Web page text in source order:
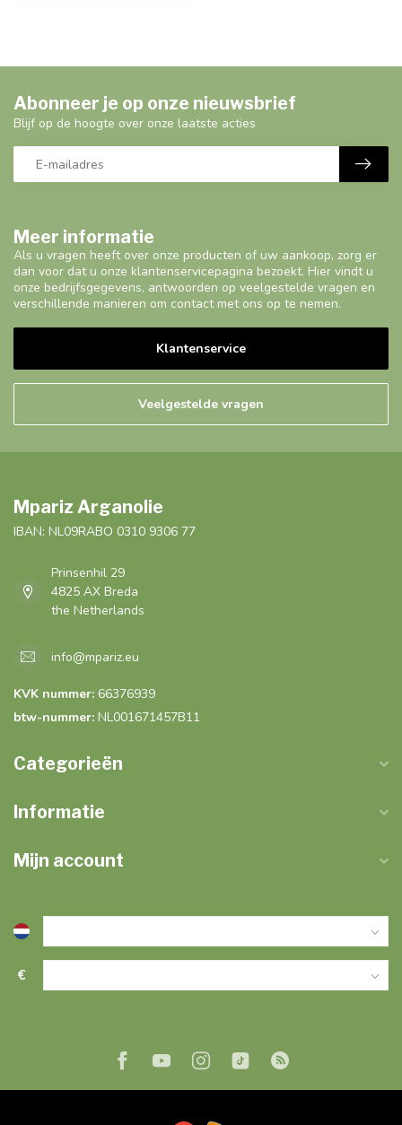
Meer informatie
Als u vragen heeft over onze producten of uw aankoop, zorg er
dan voor dat u onze klantenservicepagina bezoekt. Hier vindt u
onze bedrijfsgegevens, antwoorden op veelgestelde vragen en
verschillende manieren om contact met ons op te nemen.
Klantenservice
Veelgestelde vragen
Abonneer je op onze nieuwsbrief
Blijf op de hoogte over onze laatste acties
Mpariz Arganolie
IBAN: NL09RABO 0310 9306 77
Prinsenhil 29
4825 AX Breda
the Netherlands
info@mpariz.eu
KVK nummer: 66376939
btw-nummer: NL001671457B11
Categorieën
Informatie
Mijn account
€